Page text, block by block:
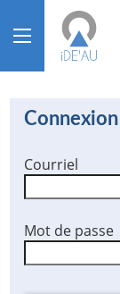
Ouvrir le menu
Connexion
Courriel
*
Mot de passe